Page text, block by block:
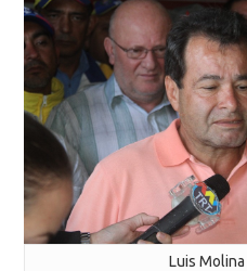
Luis Molina